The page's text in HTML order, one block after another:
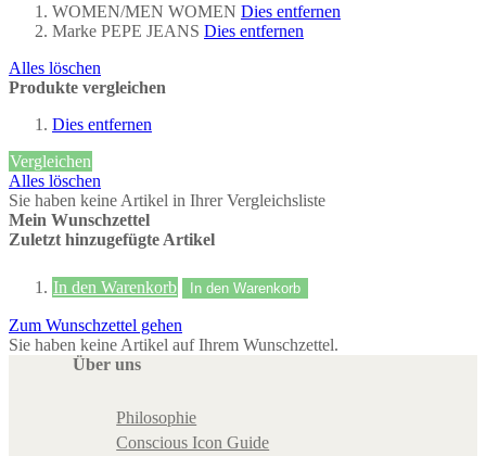
WOMEN/MEN WOMEN Dies entfernen
Marke PEPE JEANS Dies entfernen
Alles löschen
Produkte vergleichen
Dies entfernen
Vergleichen
Alles löschen
Sie haben keine Artikel in Ihrer Vergleichsliste
Mein Wunschzettel
Zuletzt hinzugefügte Artikel
In den Warenkorb In den Warenkorb
Zum Wunschzettel gehen
Sie haben keine Artikel auf Ihrem Wunschzettel.
Über uns
Philosophie
Conscious Icon Guide